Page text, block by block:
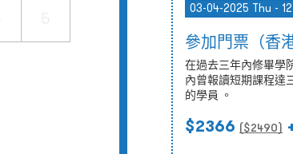
03-04-2025 Thu -
參加門票（香
在過去三年內修畢學
內曾報讀短期課程達
的學員 。
$2366 ($2490)